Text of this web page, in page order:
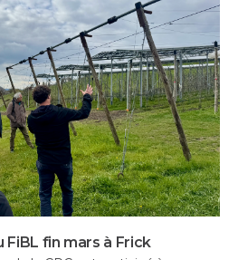
FiBL fin mars à Frick